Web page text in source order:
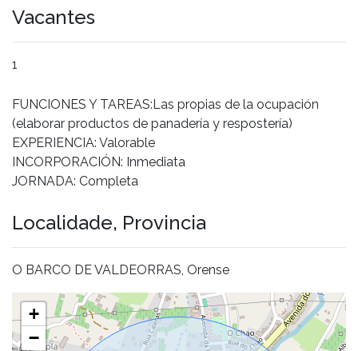
Vacantes
1
FUNCIONES Y TAREAS:Las propias de la ocupación
(elaborar productos de panadería y respostería)
EXPERIENCIA: Valorable
INCORPORACIÓN: Inmediata
JORNADA: Completa
Localidade, Provincia
O BARCO DE VALDEORRAS, Orense
+
−